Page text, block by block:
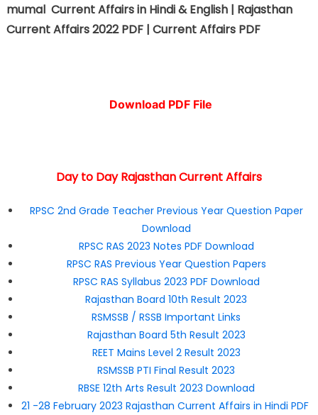
mumal Current Affairs in Hindi & English | Rajasthan
Current Affairs 2022 PDF | Current Affairs PDF
Download PDF File
Day to Day Rajasthan Current Affairs
RPSC 2nd Grade Teacher Previous Year Question Paper
Download
RPSC RAS 2023 Notes PDF Download
RPSC RAS Previous Year Question Papers
RPSC RAS Syllabus 2023 PDF Download
Rajasthan Board 10th Result 2023
RSMSSB / RSSB Important Links
Rajasthan Board 5th Result 2023
REET Mains Level 2 Result 2023
RSMSSB PTI Final Result 2023
RBSE 12th Arts Result 2023 Download
21 -28 February 2023 Rajasthan Current Affairs in Hindi PDF